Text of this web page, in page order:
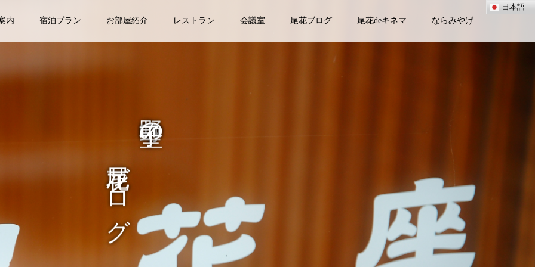
内 宿泊プラン お部屋紹介 レストラン 会議室 尾花ブログ 尾花deキネマ ならみやげ
日本語
中野 聖子の
尾花ブログ